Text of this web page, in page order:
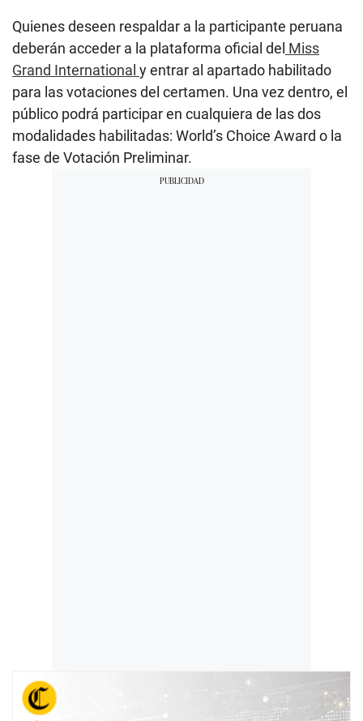
Quienes deseen respaldar a la participante peruana
deberán acceder a la plataforma oficial del Miss
Grand International y entrar al apartado habilitado
para las votaciones del certamen. Una vez dentro, el
público podrá participar en cualquiera de las dos
modalidades habilitadas: World’s Choice Award o la
fase de Votación Preliminar.